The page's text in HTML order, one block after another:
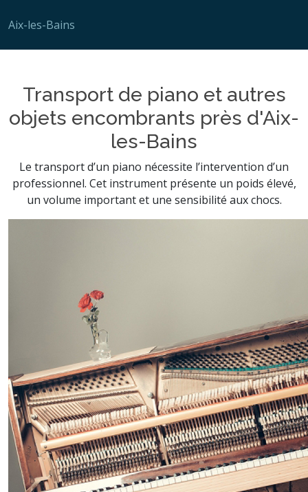
Aix-les-Bains
Transport de piano et autres
objets encombrants près d'Aix-
les-Bains
Le transport d’un piano nécessite l’intervention d’un
professionnel. Cet instrument présente un poids élevé,
un volume important et une sensibilité aux chocs.